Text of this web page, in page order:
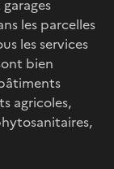
les parcelles
les services
bien
agricoles,